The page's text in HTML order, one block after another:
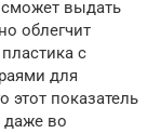
сможет выдать
облегчит
с
для
показатель
даже во